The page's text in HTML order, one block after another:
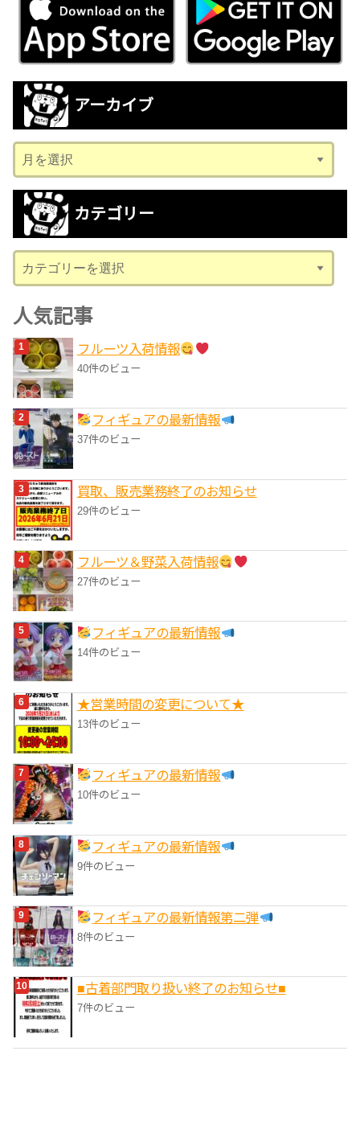
アーカイブ
ー
カ
ブ
カテゴリー
テ
ゴ
リ
ー
人気記事
フルーツ入荷情報
40件のビュー
フィギュアの最新情報
37件のビュー
買取、販売業務終了のお知らせ
29件のビュー
フルーツ＆野菜入荷情報
27件のビュー
フィギュアの最新情報
14件のビュー
★営業時間の変更について★
13件のビュー
フィギュアの最新情報
10件のビュー
フィギュアの最新情報
9件のビュー
フィギュアの最新情報第二弾
8件のビュー
■‎古着部門取り扱い終了のお知らせ■
7件のビュー